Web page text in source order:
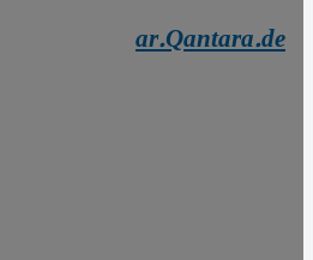
ar.Qantara.de